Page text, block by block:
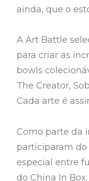
ainda, que o
A Art Battle
para criar as
bowls
The Creator,
Cada arte é
Como parte da
participaram do
especial entre
do China In Box.